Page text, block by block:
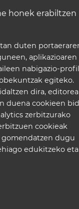
honek erabiltzen
duten
aplikazioaren
nabigazio-
egiteko.
dira,
duena cookieen
zerbitzurako
cookieak
dugu
edukitzeko eta